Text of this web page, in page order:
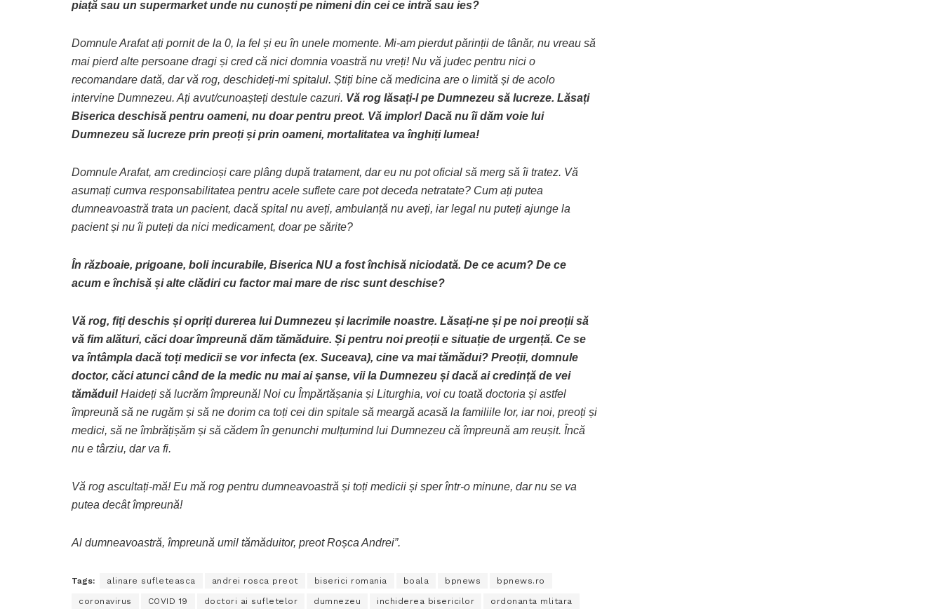
piață sau un supermarket unde nu cunoști pe nimeni din cei ce intră sau ies?
Domnule Arafat ați pornit de la 0, la fel și eu în unele momente. Mi-am pierdut părinții de tânăr, nu vreau să
mai pierd alte persoane dragi și cred că nici domnia voastră nu vreți! Nu vă judec pentru nici o
recomandare dată, dar vă rog, deschideți-mi spitalul. Știți bine că medicina are o limită și de acolo
intervine Dumnezeu. Ați avut/cunoașteți destule cazuri. Vă rog lăsați-l pe Dumnezeu să lucreze. Lăsați
Biserica deschisă pentru oameni, nu doar pentru preot. Vă implor! Dacă nu îi dăm voie lui
Dumnezeu să lucreze prin preoți și prin oameni, mortalitatea va înghiți lumea!
Domnule Arafat, am credincioși care plâng după tratament, dar eu nu pot oficial să merg să îi tratez. Vă
asumați cumva responsabilitatea pentru acele suflete care pot deceda netratate? Cum ați putea
dumneavoastră trata un pacient, dacă spital nu aveți, ambulanță nu aveți, iar legal nu puteți ajunge la
pacient și nu îi puteți da nici medicament, doar pe sărite?
În războaie, prigoane, boli incurabile, Biserica NU a fost închisă niciodată. De ce acum? De ce
acum e închisă și alte clădiri cu factor mai mare de risc sunt deschise?
Vă rog, fiți deschis și opriți durerea lui Dumnezeu și lacrimile noastre. Lăsați-ne și pe noi preoții să
vă fim alături, căci doar împreună dăm tămăduire. Și pentru noi preoții e situație de urgență. Ce se
va întâmpla dacă toți medicii se vor infecta (ex. Suceava), cine va mai tămădui? Preoții, domnule
doctor, căci atunci când de la medic nu mai ai șanse, vii la Dumnezeu și dacă ai credință de vei
tămădui! Haideți să lucrăm împreună! Noi cu Împărtășania și Liturghia, voi cu toată doctoria și astfel
împreună să ne rugăm și să ne dorim ca toți cei din spitale să meargă acasă la familiile lor, iar noi, preoți și
medici, să ne îmbrățișăm și să cădem în genunchi mulțumind lui Dumnezeu că împreună am reușit. Încă
nu e târziu, dar va fi.
Vă rog ascultați-mă! Eu mă rog pentru dumneavoastră și toți medicii și sper într-o minune, dar nu se va
putea decât împreună!
Al dumneavoastră, împreună umil tămăduitor, preot Roșca Andrei”.
Tags: alinare sufleteasca andrei rosca preot biserici romania boala bpnews bpnews.ro
coronavirus COVID 19 doctori ai sufletelor dumnezeu inchiderea bisericilor ordonanta mlitara